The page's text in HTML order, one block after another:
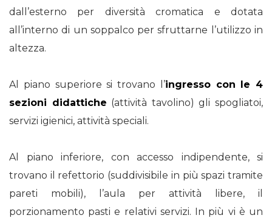
dall’esterno per diversità cromatica e dotata
all’interno di un soppalco per sfruttarne l’utilizzo in
altezza.
Al piano superiore si trovano l’ingresso con le 4
sezioni didattiche (attività tavolino) gli spogliatoi,
servizi igienici, attività speciali.
Al piano inferiore, con accesso indipendente, si
trovano il refettorio (suddivisibile in più spazi tramite
pareti mobili), l’aula per attività libere, il
porzionamento pasti e relativi servizi. In più vi è un